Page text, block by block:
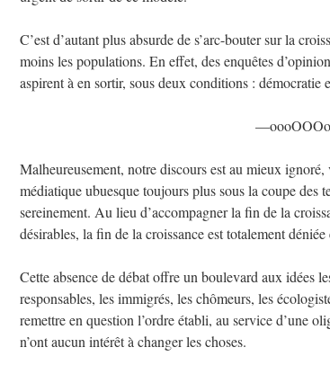
C’est d’autant plus absurde de s’arc-bouter sur la
moins les populations. En effet, des enquêtes
aspirent à en sortir, sous deux conditions : démocratie
Malheureusement, notre discours est au mieux
médiatique ubuesque toujours plus sous la coupe des
sereinement. Au lieu d’accompagner la fin de la
désirables, la fin de la croissance est totalement
Cette absence de débat offre un boulevard aux idées
responsables, les immigrés, les chômeurs, les
remettre en question l’ordre établi, au service d’une
n’ont aucun intérêt à changer les choses.